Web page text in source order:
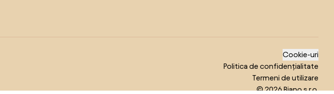
Cookie-uri
Politica de confidențialitate
Termeni de utilizare
© 2026 Biano s.r.o.